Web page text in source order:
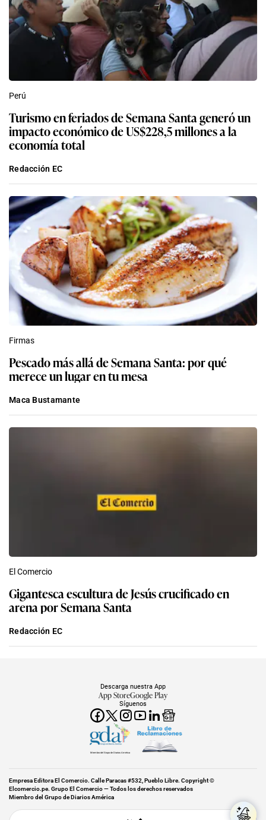
Perú
Turismo en feriados de Semana Santa generó un
impacto económico de US$228,5 millones a la
economía total
Redacción EC
Firmas
Pescado más allá de Semana Santa: por qué
merece un lugar en tu mesa
Maca Bustamante
El Comercio
Gigantesca escultura de Jesús crucificado en
arena por Semana Santa
Redacción EC
Síguenos
Descarga nuestra App
App StoreGoogle Play
Miembro del Grupo de Diarios América
Empresa Editora El Comercio. Calle Paracas #532, Pueblo Libre. Copyright ©
Elcomercio.pe. Grupo El Comercio — Todos los derechos reservados
Miembro del Grupo de Diarios América